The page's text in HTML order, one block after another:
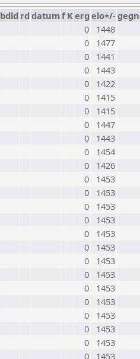
bdld rd datumf Kerg elo+/-
0
1448
0
1477
0
1441
0
1443
0
1422
0
1415
0
1415
0
1447
0
1443
0
1454
0
1426
0
1453
0
1453
0
1453
0
1453
0
1453
0
1453
0
1453
0
1453
0
1453
0
1453
0
1453
0
1453
0
1453
0
1453